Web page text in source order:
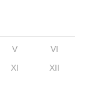
V
VI
XI XII